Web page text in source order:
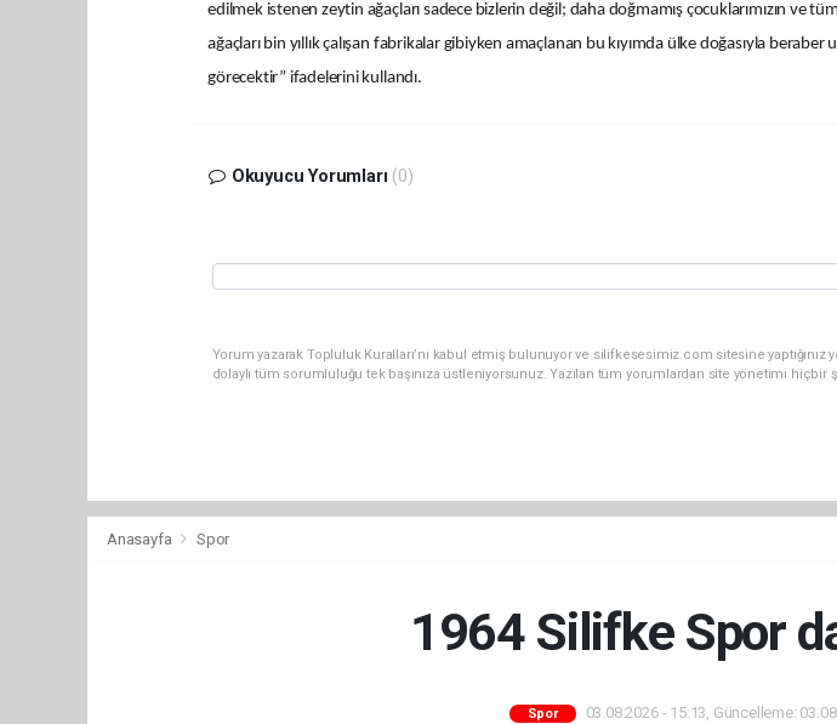
edilmek istenen zeytin ağaçları sadece bizlerin değil; daha doğmamış çocuklarımızın ve
ağaçları bin yıllık çalışan fabrikalar gibiyken amaçlanan bu kıyımda ülke doğasıyla
görecektir” ifadelerini kullandı.
Okuyucu Yorumları (0)
Yorum yazarak Topluluk Kuralları’nı kabul etmiş bulunuyor ve silifkesesimiz.com sitesine
dolaylı tüm sorumluluğu tek başınıza üstleniyorsunuz. Yazılan tüm yorumlardan site yönetimi
Anasayfa Spor
1964 Silifke Spor
Spor 03.08.2026 - 15:13, Güncelleme: